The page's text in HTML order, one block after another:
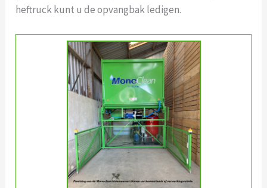
heftruck kunt u de opvangbak ledigen.